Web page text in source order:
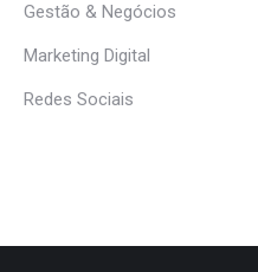
Gestão & Negócios
Marketing Digital
Redes Sociais